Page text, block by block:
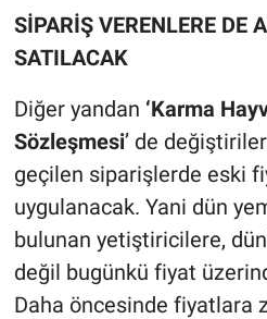
SİPARİŞ VERENLERE DE
SATILACAK
Diğer yandan ‘Karma
Sözleşmesi’ de
geçilen siparişlerde eski
uygulanacak. Yani dün
bulunan yetiştiricilere,
değil bugünkü fiyat
Daha öncesinde fiyatlara